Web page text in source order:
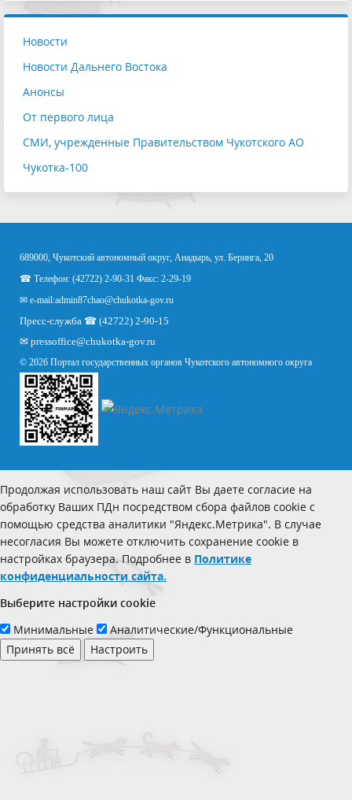
Новости
Новости Дальнего Востока
Анонсы
От первого лица
СМИ, учрежденные Правительством Чукотского АО
Чукотка-100
689000, Чукотский автономный округ, Анадырь, ул. Беринга, 20
☎ Телефон: (42722) 2-90-31 Факс: 2-29-19
✉ e-mail:admin87chao@chukotka-gov.ru
Пресс-служба ☎ (42722) 2-90-15
✉ pressoffice@chukotka-gov.ru
© 2026 Портал государственных органов Чукотского автономного округа
Продолжая использовать наш сайт Вы даете согласие на
обработку Ваших ПДн посредством сбора файлов cookie с
помощью средства аналитики "Яндекс.Метрика". В случае
несогласия Вы можете отключить сохранение cookie в
настройках браузера. Подробнее в Политике
конфиденциальности сайта.
Выберите настройки cookie
Минимальные
Аналитические/Функциональные
Принять всё
Настроить